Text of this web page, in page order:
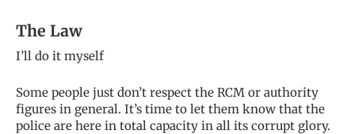
The Law
I’ll do it myself
Some people just don’t respect the RCM or authority
figures in general. It’s time to let them know that the
police are here in total capacity in all its corrupt glory.